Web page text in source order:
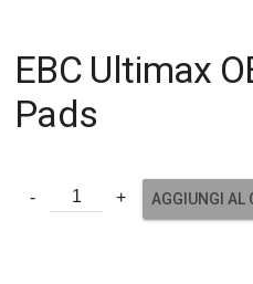
EBC Ultimax
Pads
AGGIUNGI AL